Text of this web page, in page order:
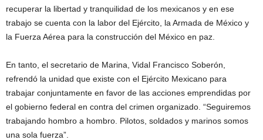
recuperar la libertad y tranquilidad de los mexicanos y en ese
trabajo se cuenta con la labor del Ejército, la Armada de México y
la Fuerza Aérea para la construcción del México en paz.
En tanto, el secretario de Marina, Vidal Francisco Soberón,
refrendó la unidad que existe con el Ejército Mexicano para
trabajar conjuntamente en favor de las acciones emprendidas por
el gobierno federal en contra del crimen organizado. “Seguiremos
trabajando hombro a hombro. Pilotos, soldados y marinos somos
una sola fuerza”.